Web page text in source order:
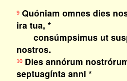
9Quóniam omnes dies
ira tua, *
consúmpsimus ut
nostros.
10Dies annórum
septuagínta anni *